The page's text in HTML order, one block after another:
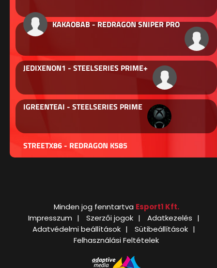
KAKAOBAB - REDRAGON SNIPER PRO
JEDIXENON1 - STEELSERIES PRIME+
IGREENTEAI - STEELSERIES PRIME
STREETX86 - REDRAGON K585
Minden jog fenntartva Esport1 Kft.
Impresszum
Szerzői jogok
Adatkezelés
Adatvédelmi beállítások
Sütibeállítások
Felhasználási Feltételek